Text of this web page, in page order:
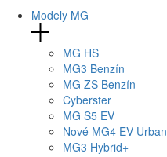
Modely MG
MG HS
MG3 Benzín
MG ZS Benzín
Cyberster
MG S5 EV
Nové MG4 EV Urban
MG3 Hybrid+